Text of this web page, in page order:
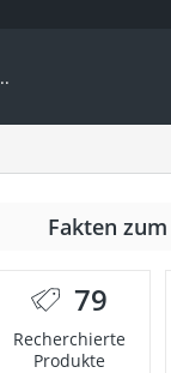
Fakten
79
Recherchierte
Produkte